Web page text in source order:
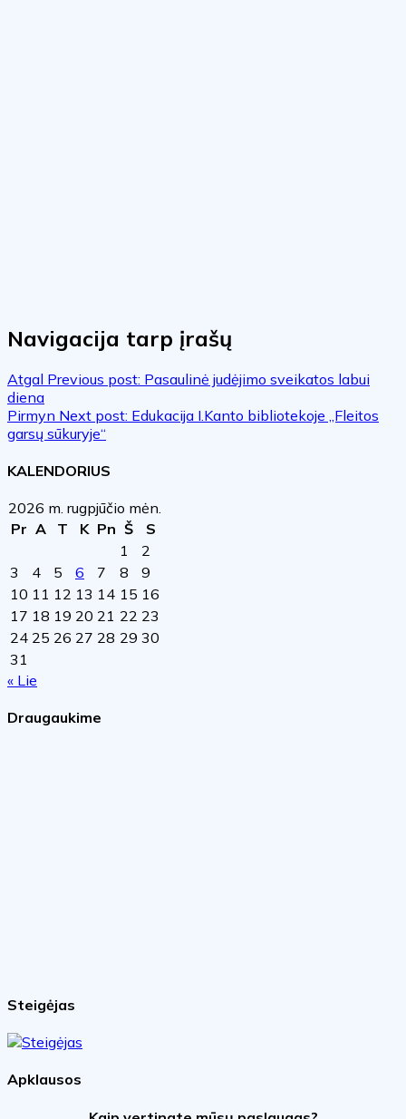
Navigacija tarp įrašų
Atgal Previous post: Pasaulinė judėjimo sveikatos labui
diena
Pirmyn Next post: Edukacija I.Kanto bibliotekoje „Fleitos
garsų sūkuryje“
KALENDORIUS
2026 m. rugpjūčio mėn.
Pr A T K Pn Š
S
1
2
3
4 5 6 7 8
9
10 11 12 13 14 15 16
17 18 19 20 21 22 23
24 25 26 27 28 29 30
31
« Lie
Draugaukime
Steigėjas
Apklausos